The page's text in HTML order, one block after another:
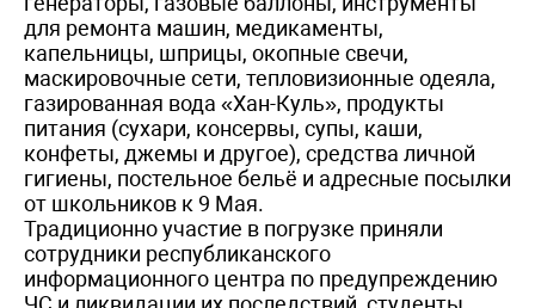
для ремонта машин, медикаменты,
капельницы, шприцы, окопные свечи,
маскировочные сети, тепловизионные одеяла,
газированная вода «Хан-Куль», продукты
питания (сухари, консервы, супы, каши,
конфеты, джемы и другое), средства личной
гигиены, постельное бельё и адресные посылки
от школьников к 9 Мая.
Традиционно участие в погрузке приняли
сотрудники республиканского
информационного центра по предупреждению